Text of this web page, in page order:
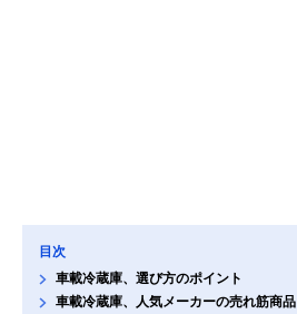
目次
車載冷蔵庫、選び方のポイント
車載冷蔵庫、人気メーカーの売れ筋商品